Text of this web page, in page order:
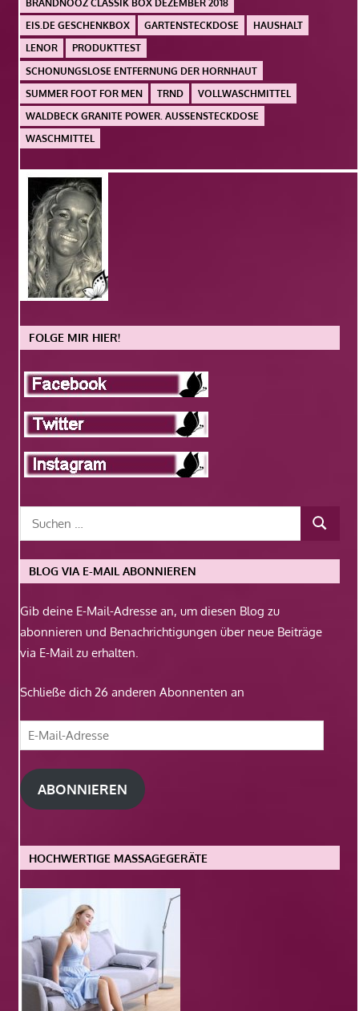
BRANDNOOZ CLASSIK BOX DEZEMBER 2018
EIS.DE GESCHENKBOX
GARTENSTECKDOSE
HAUSHALT
LENOR
PRODUKTTEST
SCHONUNGSLOSE ENTFERNUNG DER HORNHAUT
SUMMER FOOT FOR MEN
TRND
VOLLWASCHMITTEL
WALDBECK GRANITE POWER. AUSSENSTECKDOSE
WASCHMITTEL
FOLGE MIR HIER!
BLOG VIA E-MAIL ABONNIEREN
Gib deine E-Mail-Adresse an, um diesen Blog zu
abonnieren und Benachrichtigungen über neue Beiträge
via E-Mail zu erhalten.
Schließe dich 26 anderen Abonnenten an
E-
Mail-
Adresse
ABONNIEREN
HOCHWERTIGE MASSAGEGERÄTE